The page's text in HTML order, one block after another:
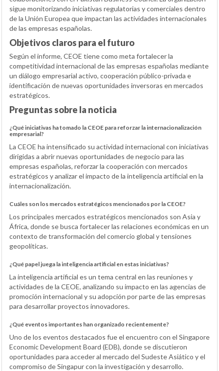
sigue monitorizando iniciativas regulatorias y comerciales dentro
de la Unión Europea que impactan las actividades internacionales
de las empresas españolas.
Objetivos claros para el futuro
Según el informe, CEOE tiene como meta fortalecer la
competitividad internacional de las empresas españolas mediante
un diálogo empresarial activo, cooperación público-privada e
identificación de nuevas oportunidades inversoras en mercados
estratégicos.
Preguntas sobre la noticia
¿Qué iniciativas ha tomado la CEOE para reforzar la internacionalización
empresarial?
La CEOE ha intensificado su actividad internacional con iniciativas
dirigidas a abrir nuevas oportunidades de negocio para las
empresas españolas, reforzar la cooperación con mercados
estratégicos y analizar el impacto de la inteligencia artificial en la
internacionalización.
Cuáles son los mercados estratégicos mencionados por la CEOE?
Los principales mercados estratégicos mencionados son Asia y
África, donde se busca fortalecer las relaciones económicas en un
contexto de transformación del comercio global y tensiones
geopolíticas.
¿Qué papel juega la inteligencia artificial en estas iniciativas?
La inteligencia artificial es un tema central en las reuniones y
actividades de la CEOE, analizando su impacto en las agencias de
promoción internacional y su adopción por parte de las empresas
para desarrollar proyectos innovadores.
¿Qué eventos importantes han organizado recientemente?
Uno de los eventos destacados fue el encuentro con el Singapore
Economic Development Board (EDB), donde se discutieron
oportunidades para acceder al mercado del Sudeste Asiático y el
compromiso de Singapur con la investigación y desarrollo.